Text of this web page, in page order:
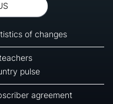
of changes
pulse
agreement